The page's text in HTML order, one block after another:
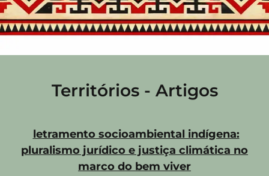
Territórios - Artigos
letramento socioambiental indígena:
pluralismo jurídico e justiça climática no
marco do bem viver